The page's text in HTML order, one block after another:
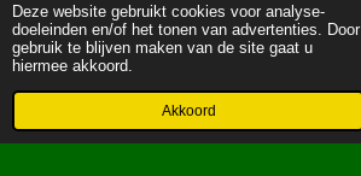
Deze website gebruikt cookies voor analyse-
doeleinden en/of het tonen van advertenties. Door
gebruik te blijven maken van de site gaat u
hiermee akkoord.
Akkoord
Telefoonnummer